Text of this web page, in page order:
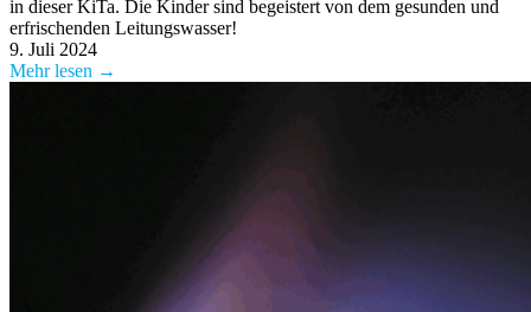
in dieser KiTa. Die Kinder sind begeistert von dem gesunden und
erfrischenden Leitungswasser!
9. Juli 2024
Mehr lesen →